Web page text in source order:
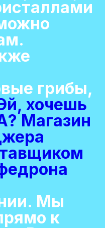
грибы,
хочешь
Магазин
Мы
к